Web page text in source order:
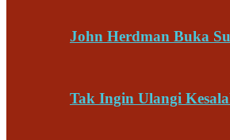
John Herdman Buka
Tak Ingin Ulangi